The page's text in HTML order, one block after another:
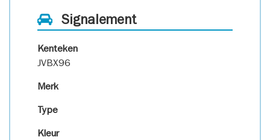
Signalement
Kenteken
JVBX96
Merk
Type
Kleur